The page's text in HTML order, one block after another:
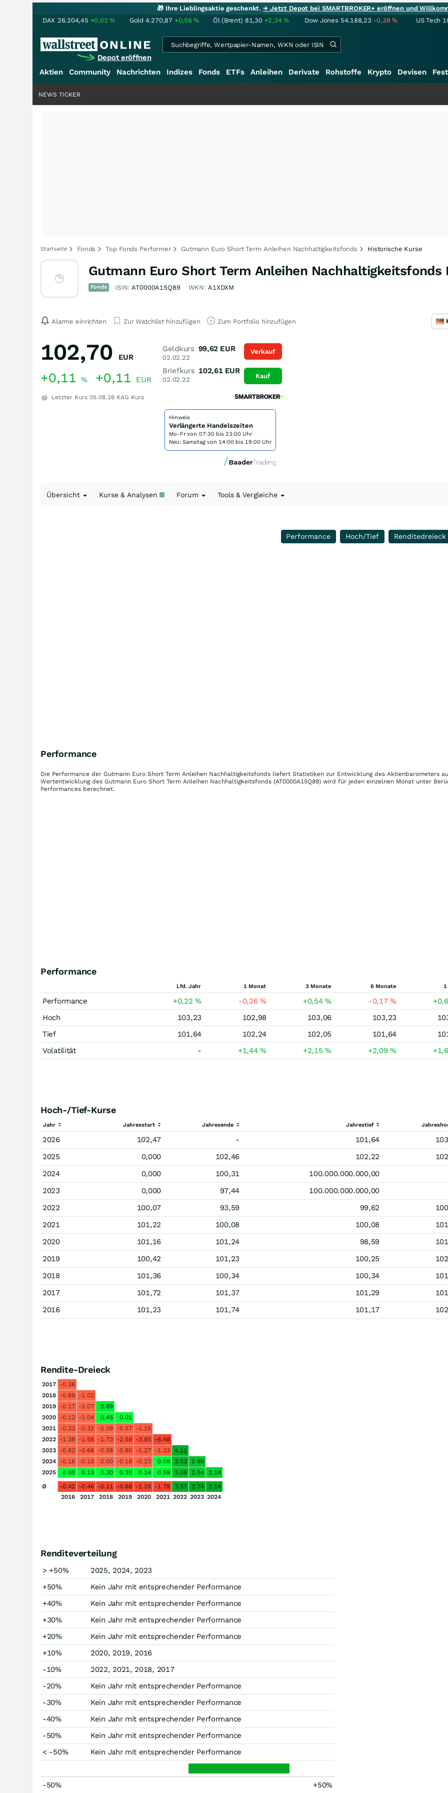
🎁 Ihre Lieblingsaktie geschenkt.→ Jetzt Depot bei SMARTBROKER+ eröffnen und
DAX 26.204,45 +0,02% Gold 4.270,87 +0,56% Öl (Brent) 81,30 +2,34% Dow Jones 54.188,23 -0,39% US Tech
Depot eröffnen
Aktien Community Nachrichten Indizes Fonds ETFs Anleihen Derivate Rohstoffe Krypto Devisen
NEWS TICKER
Startseite Fonds Top Fonds Performer Gutmann Euro Short Term Anleihen Nachhaltigkeitsfonds Historische Kurse
Gutmann Euro Short Term Anleihen Nachhaltigkeitsfonds
Fonds ISIN:AT0000A15Q89 WKN: A1XDXM
Alarme einrichten Zur Watchlist hinzufügen Zum Portfolio hinzufügen
102,70 EUR
+0,11 % +0,11 EUR
Letzter Kurs 05.08.26 KAG Kurs
Geldkurs
02.02.22
99,62 EUR
Briefkurs
02.02.22
102,61 EUR
Verkauf
Kauf
Hinweis
Verlängerte Handelszeiten
Mo-Fr von 07:30 bis 23:00 Uhr
Neu: Samstag von 14:00 bis 19:00 Uhr
Übersicht Kurse & Analysen Forum Tools & Vergleiche
Performance Hoch/Tief Renditedreieck
Performance
Die Performance der Gutmann Euro Short Term Anleihen Nachhaltigkeitsfonds liefert Statistiken zur Entwicklung des Aktienbarometers
Wertentwicklung des Gutmann Euro Short Term Anleihen Nachhaltigkeitsfonds (AT0000A15Q89) wird für jeden einzelnen Monat unter
Performances berechnet.
Performance
Lfd. Jahr 1 Monat 3 Monate 6 Monate 1
Performance +0,22% -0,26% +0,54% -0,17%
Hoch
103,23 102,98 103,06 103,23
Tief
101,64 102,24 102,05 101,64
Volatilität
- +1,44% +2,15% +2,09%
Hoch-/Tief-Kurse
Jahr Jahresstart Jahresende Jahrestief
2026 102,47 - 101,64
2025
0,000 102,46 102,22
2024
0,000 100,31 100.000.000.000,00
2023
0,000 97,44 100.000.000.000,00
2022
100,07 93,59 99,62
2021
101,22 100,08 100,08
2020
101,16 101,24 98,59
2019
100,42 101,23 100,25
2018
101,36 100,34 100,34
2017
101,72 101,37 101,29
2016
101,23 101,74 101,17
Rendite-Dreieck
2017 -0.36
2018 -0.69 -1.02
2019 -0.17 -0.07
0.89
2020 -0.12 -0.04 0.45
0.01
2021 -0.33 -0.32 -0.09 -0.57 -1.15
2022 -1.38 -1.58 -1.73 -2.58 -3.85 -6.48
2023 -0.62 -0.66 -0.58 -0.95 -1.27 -1.33
4.11
2024 -0.18 -0.15 0.00 -0.18 -0.23 0.08 3.53
2.95
2025
0.08 0.13 0.30 0.20 0.24 0.59 3.06 2.54
2.14
Ø
-0.42 -0.46 -0.11 -0.68 -1.25 -1.79 3.57 2.74
2.14
2016
2017 2018 2019 2020 2021 2022 2023 2024
Renditeverteilung
> +50%
2025, 2024, 2023
+50%
Kein Jahr mit entsprechender Performance
+40%
Kein Jahr mit entsprechender Performance
+30%
Kein Jahr mit entsprechender Performance
+20%
Kein Jahr mit entsprechender Performance
+10%
2020, 2019, 2016
-10%
2022, 2021, 2018, 2017
-20%
Kein Jahr mit entsprechender Performance
-30%
Kein Jahr mit entsprechender Performance
-40%
Kein Jahr mit entsprechender Performance
-50%
Kein Jahr mit entsprechender Performance
< -50%
Kein Jahr mit entsprechender Performance
-50% +50%